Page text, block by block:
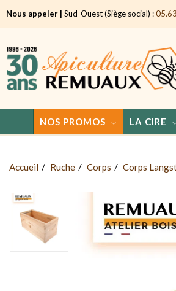
Nous appeler | Sud-Ouest (Siège social) :
NOS PROMOS LA CIRE
Accueil Ruche Corps Corps